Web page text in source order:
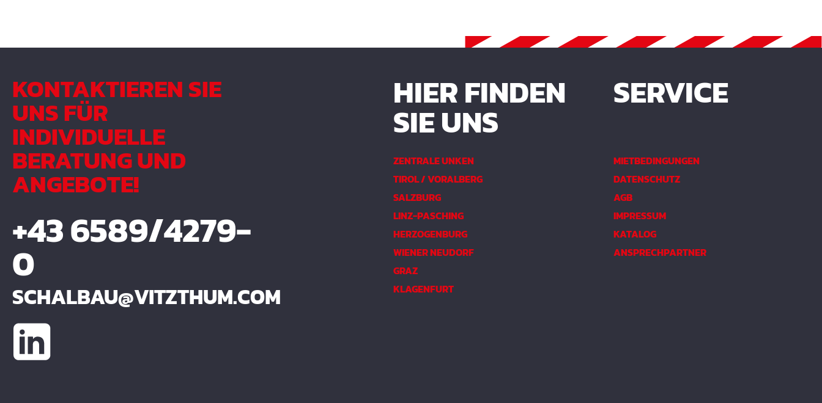
KONTAKTIEREN SIE
UNS FÜR
INDIVIDUELLE
BERATUNG UND
ANGEBOTE!
+43 6589/4279-
0
SCHALBAU@VITZTHUM.COM
HIER FINDEN
SIE UNS
ZENTRALE UNKEN
TIROL / VORALBERG
SALZBURG
LINZ-PASCHING
HERZOGENBURG
WIENER NEUDORF
GRAZ
KLAGENFURT
SERVICE
MIETBEDINGUNGEN
DATENSCHUTZ
AGB
IMPRESSUM
KATALOG
ANSPRECHPARTNER